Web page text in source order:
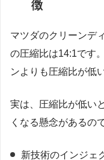
徴
マツダのクリーンデ
の圧縮比は14:1です
ンよりも圧縮比が低
実は、圧縮比が低い
くなる懸念があるの
新技術のインジェ